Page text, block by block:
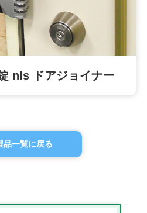
nls ドアジョイナー
品一覧に戻る